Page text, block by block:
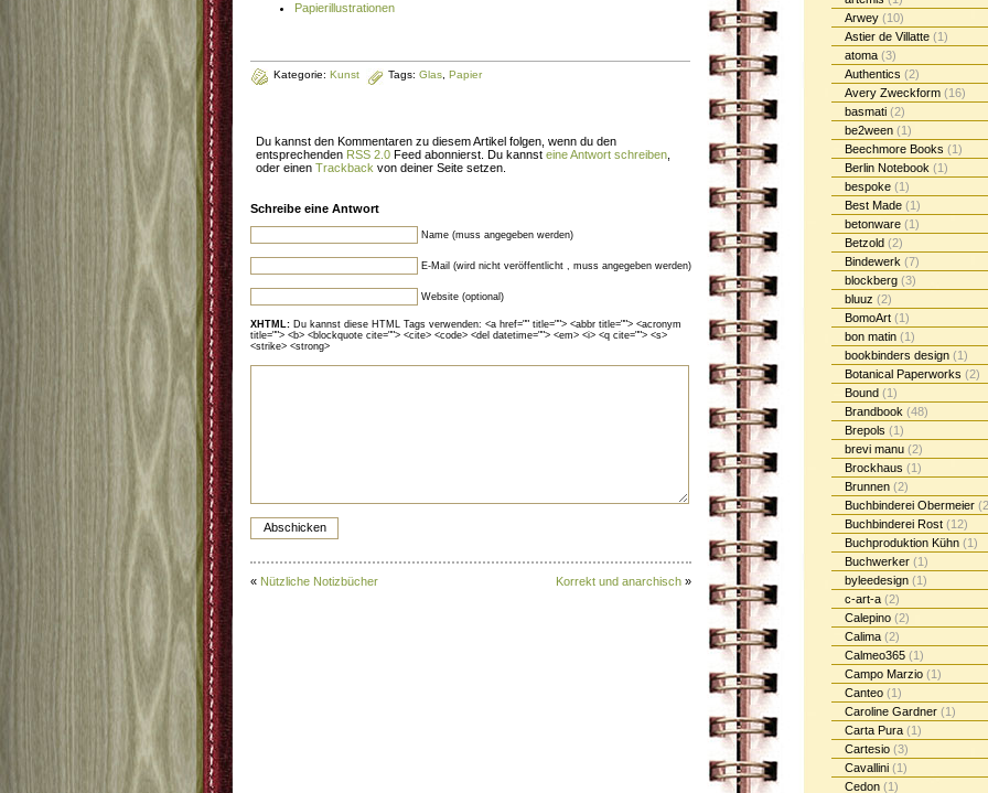
Arwey (10)
Astier de Villatte (1)
atoma (3)
Authentics (2)
Avery Zweckform (16)
basmati (2)
be2ween (1)
Beechmore Books (1)
Berlin Notebook (1)
bespoke (1)
Best Made (1)
betonware (1)
Betzold (2)
Bindewerk (7)
blockberg (3)
bluuz (2)
BomoArt (1)
bon matin (1)
bookbinders design (1)
Botanical Paperworks (2)
Bound (1)
Brandbook (48)
Brepols (1)
brevi manu (2)
Brockhaus (1)
Brunnen (2)
Buchbinderei Obermeier
Buchbinderei Rost (12)
Buchproduktion Kühn (1)
Buchwerker (1)
byleedesign (1)
c-art-a (2)
Calepino (2)
Calima (2)
Calmeo365 (1)
Campo Marzio (1)
Canteo (1)
Caroline Gardner (1)
Carta Pura (1)
Cartesio (3)
Cavallini (1)
Cedon (1)
Papierillustrationen
Kategorie: Kunst Tags: Glas, Papier
Du kannst den Kommentaren zu diesem Artikel folgen, wenn du den
entsprechenden RSS 2.0 Feed abonnierst. Du kannst eine Antwort schreiben
oder einen Trackback von deiner Seite setzen.
Schreibe eine Antwort
Name (muss angegeben werden)
E-Mail (wird nicht veröffentlicht , muss angegeben werden)
Website (optional)
XHTML: Du kannst diese HTML Tags verwenden: <a href="" title=""> <abbr title=""> <acronym
title=""> <b> <blockquote cite=""> <cite> <code> <del datetime=""> <em> <i> <q cite=""> <s>
<strike> <strong>
« Nützliche Notizbücher Korrekt und anarchisch »